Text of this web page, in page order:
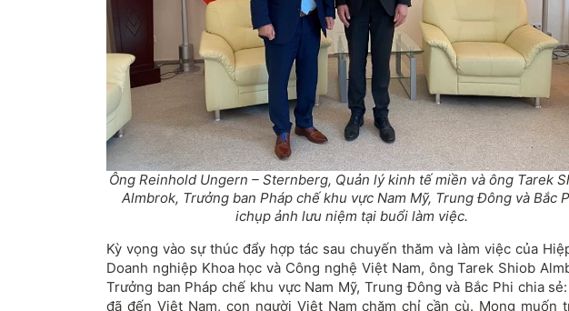
Ông Reinhold Ungern – Sternberg, Quản lý kinh tế miền và ông Tarek
Almbrok, Trưởng ban Pháp chế khu vực Nam Mỹ, Trung Đông và Bắc
ichụp ảnh lưu niệm tại buổi làm việc.
Kỳ vọng vào sự thúc đẩy hợp tác sau chuyến thăm và làm việc của
Doanh nghiệp Khoa học và Công nghệ Việt Nam, ông Tarek Shiob
Trưởng ban Pháp chế khu vực Nam Mỹ, Trung Đông và Bắc Phi chia sẻ:
đã đến Việt Nam, con người Việt Nam chăm chỉ cần cù. Mong muốn